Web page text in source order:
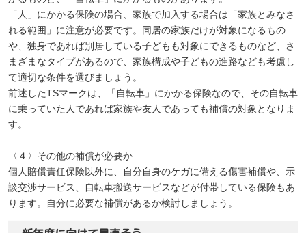
「人」にかかる保険の場合、家族で加入する場合は「家族とみなさ
れる範囲」に注意が必要です。同居の家族だけが対象になるもの
や、独身であれば別居している子どもも対象にできるものなど、さ
まざまなタイプがあるので、家族構成や子どもの進路なども考慮し
て適切な条件を選びましょう。
前述したTSマークは、「自転車」にかかる保険なので、その自転車
に乗っていた人であれば家族や友人であっても補償の対象となりま
す。
〈４〉その他の補償が必要か
個人賠償責任保険以外に、自分自身のケガに備える傷害補償や、示
談交渉サービス、自転車搬送サービスなどが付帯している保険もあ
ります。自分に必要な補償があるか検討しましょう。